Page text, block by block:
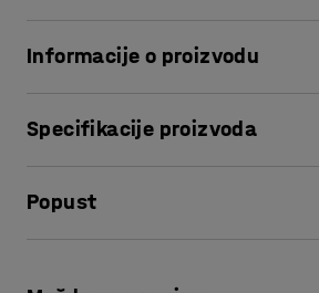
Informacije o proizvodu
jednostavan, ali učinkovit način da
uređaj idealnim za čestu uporabu u
Specifikacije proizvoda
Širina: 532
Potreban broj osoba
Popust